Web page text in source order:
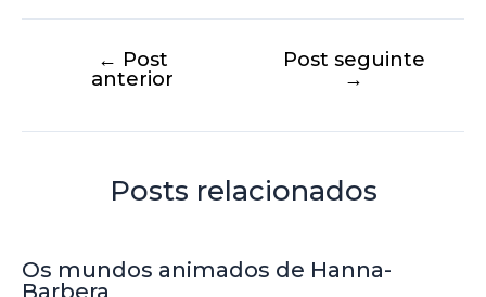
← Post
anterior
Post seguinte
→
Posts relacionados
Os mundos animados de Hanna-